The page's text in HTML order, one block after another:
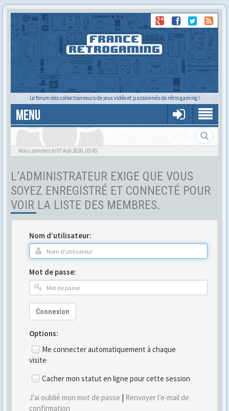
Le forum des collectionneurs de jeux vidéo et passionnés de rétro gaming !
MENU
Tu cherches quelqu'un ?
Nous sommes le 07 Aoû 2026, 05:45
L’ADMINISTRATEUR EXIGE QUE VOUS
SOYEZ ENREGISTRÉ ET CONNECTÉ POUR
VOIR LA LISTE DES MEMBRES.
Nom d’utilisateur:
Mot de passe:
Connexion
Options:
Me connecter automatiquement à chaque
visite
Cacher mon statut en ligne pour cette session
J’ai oublié mon mot de passe | Renvoyer l’e-mail de
confirmation